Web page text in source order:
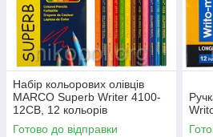
Набір кольорових олівців
MARCO Superb Writer 4100-
12CB, 12 кольорів
Готово до відправки